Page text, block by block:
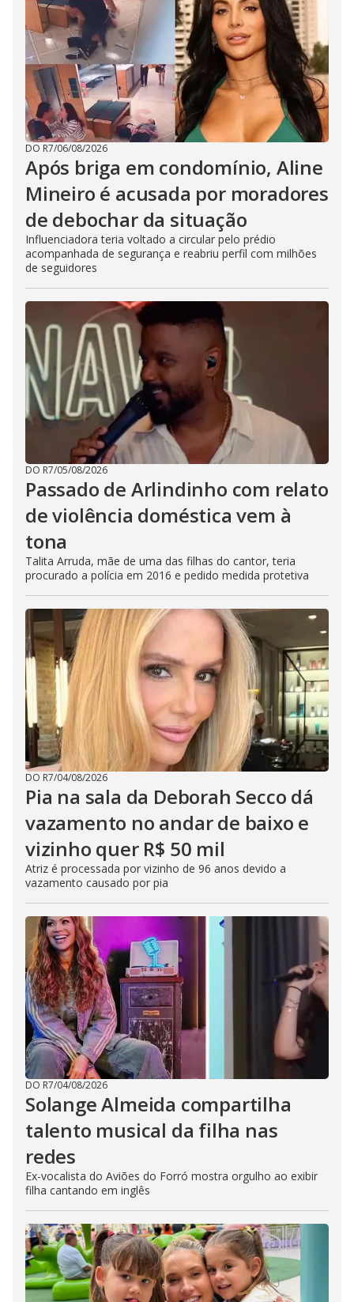
DO R7/06/08/2026
Após briga em condomínio, Aline
Mineiro é acusada por moradores
de debochar da situação
Influenciadora teria voltado a circular pelo prédio
acompanhada de segurança e reabriu perfil com milhões
de seguidores
DO R7/05/08/2026
Passado de Arlindinho com relato
de violência doméstica vem à
tona
Talita Arruda, mãe de uma das filhas do cantor, teria
procurado a polícia em 2016 e pedido medida protetiva
DO R7/04/08/2026
Pia na sala da Deborah Secco dá
vazamento no andar de baixo e
vizinho quer R$ 50 mil
Atriz é processada por vizinho de 96 anos devido a
vazamento causado por pia
DO R7/04/08/2026
Solange Almeida compartilha
talento musical da filha nas
redes
Ex-vocalista do Aviões do Forró mostra orgulho ao exibir
filha cantando em inglês